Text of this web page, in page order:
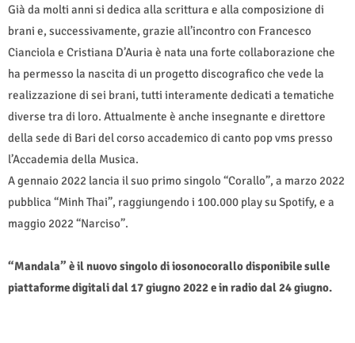
Già da molti anni si dedica alla scrittura e alla composizione di
brani e, successivamente, grazie all’incontro con Francesco
Cianciola e Cristiana D’Auria è nata una forte collaborazione che
ha permesso la nascita di un progetto discografico che vede la
realizzazione di sei brani, tutti interamente dedicati a tematiche
diverse tra di loro. Attualmente è anche insegnante e direttore
della sede di Bari del corso accademico di canto pop vms presso
l’Accademia della Musica.
A gennaio 2022 lancia il suo primo singolo “Corallo”, a marzo 2022
pubblica “Minh Thai”, raggiungendo i 100.000 play su Spotify, e a
maggio 2022 “Narciso”.
“Mandala” è il nuovo singolo di iosonocorallo disponibile sulle
piattaforme digitali dal 17 giugno 2022 e in radio dal 24 giugno.